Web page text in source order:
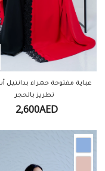
عباية مفتوحة حمراء بدانتيل
تطريز بالحجر
2,600AED